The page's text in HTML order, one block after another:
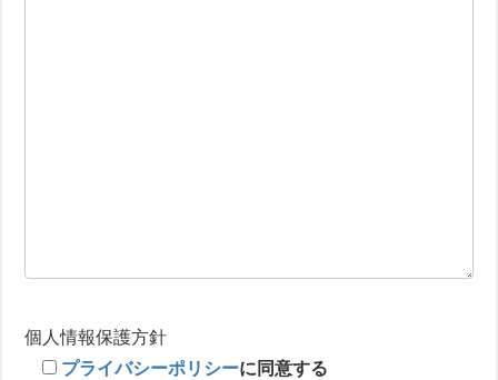
個人情報保護方針
プライバシーポリシーに同意する